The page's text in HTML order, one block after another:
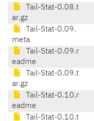
Tail-Stat-0.08.t
ar.gz
Tail-Stat-0.09.
meta
Tail-Stat-0.09.r
eadme
Tail-Stat-0.09.t
ar.gz
Tail-Stat-0.10.r
eadme
Tail-Stat-0.10.t